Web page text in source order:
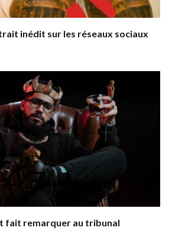
inédit sur les réseaux sociaux
fait remarquer au tribunal